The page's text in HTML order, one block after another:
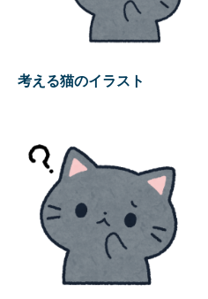
考える猫のイラスト